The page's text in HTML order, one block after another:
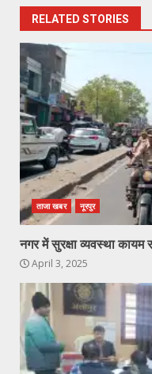
RELATED STORIES
ताजा खबर नूरपुर
नगर में सुरक्षा व्यवस्था
April 3, 2025